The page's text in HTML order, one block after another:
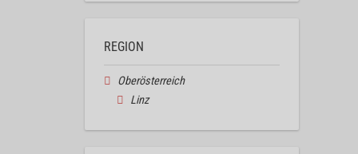
REGION
Oberösterreich
Linz